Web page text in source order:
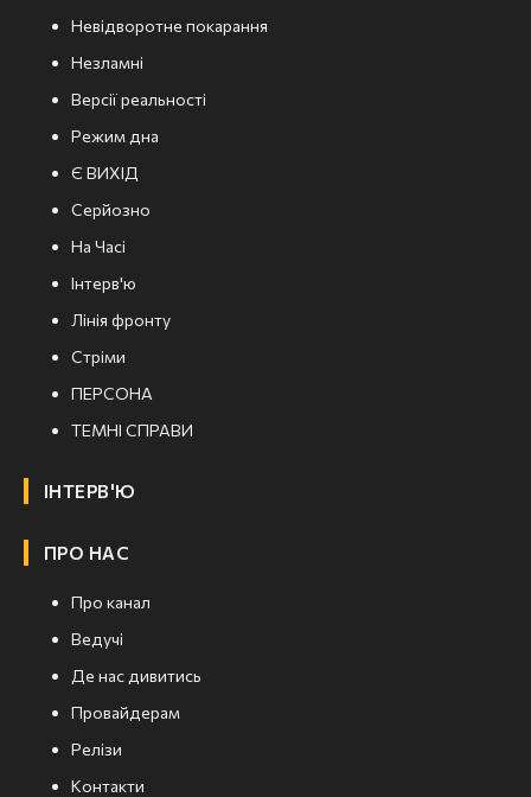
Невідворотне покарання
Незламні
Версії реальності
Режим дна
Є ВИХІД
Серйозно
На Часі
Інтерв'ю
Лінія фронту
Стріми
ПЕРСОНА
ТЕМНІ СПРАВИ
ІНТЕРВ'Ю
ПРО НАС
Про канал
Ведучі
Де нас дивитись
Провайдерам
Релізи
Контакти